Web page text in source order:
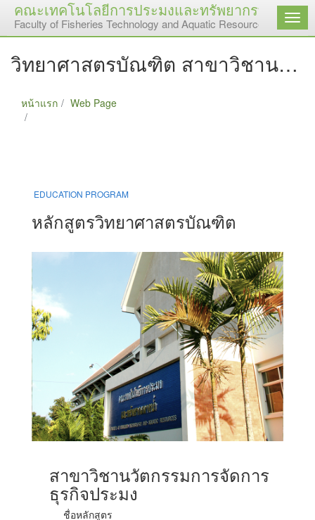
คณะเทคโนโลยีการประมงและทรัพยากรทางน้ำ
Faculty of Fisheries Technology and Aquatic Resources เมนู
วิทยาศาสตรบัณฑิต สาขาวิชานวัตกรรมการจัดการธุรกิจประมง
หน้าแรก
Web Page
EDUCATION PROGRAM
หลักสูตรวิทยาศาสตรบัณฑิต
สาขาวิชานวัตกรรมการจัดการ
ธุรกิจประมง
ชื่อหลักสูตร